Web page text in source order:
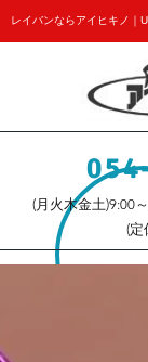
(月火木金土)9:00
(定
レイバンならアイヒキノ｜